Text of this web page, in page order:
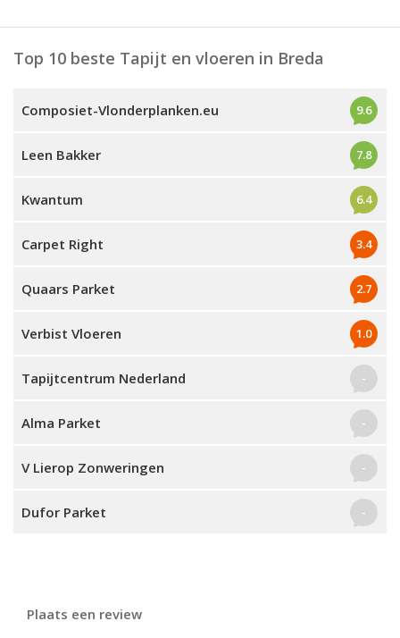
Top 10 beste Tapijt en vloeren in Breda
Composiet-Vlonderplanken.eu 9.6
Leen Bakker 7.8
Kwantum 6.4
Carpet Right 3.4
Quaars Parket 2.7
Verbist Vloeren 1.0
Tapijtcentrum Nederland -
Alma Parket -
V Lierop Zonweringen -
Dufor Parket -
Plaats een review